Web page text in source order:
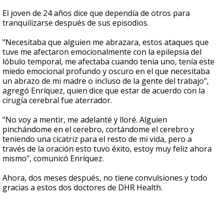
El joven de 24 años dice que dependía de otros para
tranquilizarse después de sus episodios.
"Necesitaba que alguien me abrazara, estos ataques que
tuve me afectaron emocionalmente con la epilepsia del
lóbulo temporal, me afectaba cuando tenía uno, tenía este
miedo emocional profundo y oscuro en el que necesitaba
un abrazo de mi madre o incluso de la gente del trabajo",
agregó Enríquez, quien dice que estar de acuerdo con la
cirugía cerebral fue aterrador.
"No voy a mentir, me adelanté y lloré. Alguien
pinchándome en el cerebro, cortándome el cerebro y
teniendo una cicatriz para el resto de mi vida, pero a
través de la oración esto tuvo éxito, estoy muy feliz ahora
mismo", comunicó Enríquez.
Ahora, dos meses después, no tiene convulsiones y todo
gracias a estos dos doctores de DHR Health.